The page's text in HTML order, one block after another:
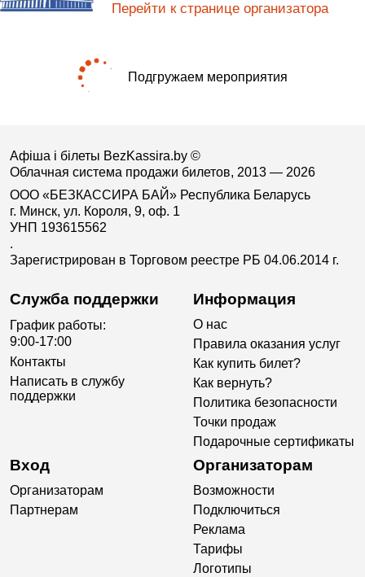
Перейти к странице организатора
Подгружаем мероприятия
Афіша і білеты BezKassira.by ©
Облачная система продажи билетов, 2013 — 2026
ООО «БЕЗКАССИРА БАЙ» Республика Беларусь
г. Минск, ул. Короля, 9, оф. 1
УНП 193615562
.
Зарегистрирован в Торговом реестре РБ 04.06.2014 г.
Служба поддержки
График работы:
9:00-17:00
Контакты
Написать в службу
поддержки
Информация
О нас
Правила оказания услуг
Как купить билет?
Как вернуть?
Политика безопасности
Точки продаж
Подарочные сертификаты
Вход
Организаторам
Партнерам
Организаторам
Возможности
Подключиться
Реклама
Тарифы
Логотипы